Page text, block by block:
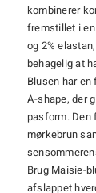
kombinerer
fremstillet i
og 2%
behagelig at
Blusen har
A-shape, der
pasform. Den
mørkebrun
Brug Maisie-
afslappet